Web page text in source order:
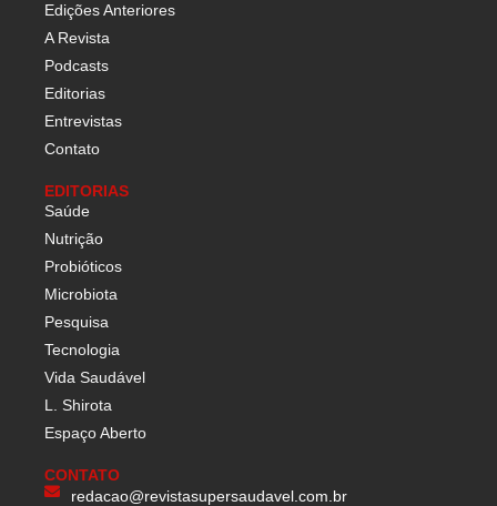
Edições Anteriores
A Revista
Podcasts
Editorias
Entrevistas
Contato
EDITORIAS
Saúde
Nutrição
Probióticos
Microbiota
Pesquisa
Tecnologia
Vida Saudável
L. Shirota
Espaço Aberto
CONTATO
redacao@revistasupersaudavel.com.br